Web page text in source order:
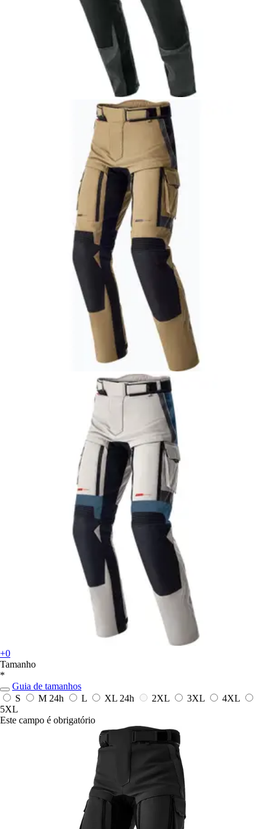
+0
Tamanho
*
Guia de tamanhos
S
M 24h L XL 24h 2XL 3XL
4XL
5XL
Este campo é obrigatório